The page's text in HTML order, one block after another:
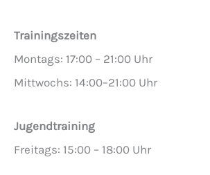
Trainingszeiten
Montags: 17:00 – 21:00 Uhr
Mittwochs: 14:00–21:00 Uhr
Jugendtraining
Freitags: 15:00 – 18:00 Uhr